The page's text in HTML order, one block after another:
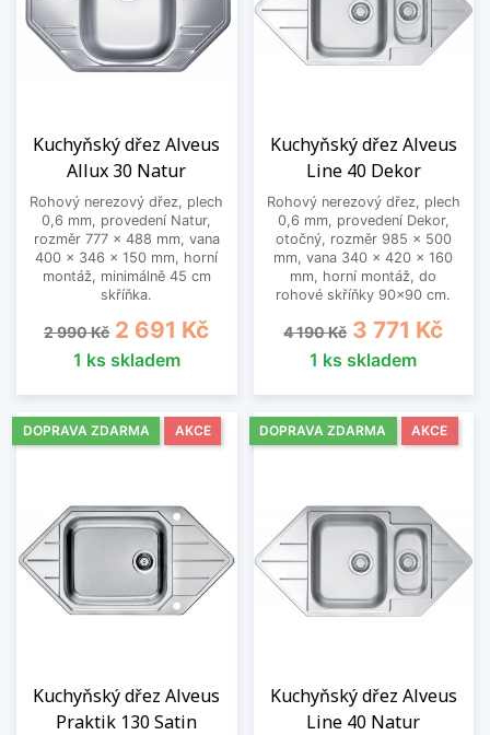
Kuchyňský dřez Alveus
Allux 30 Natur
Rohový nerezový dřez, plech
0,6 mm, provedení Natur,
rozměr 777 x 488 mm, vana
400 x 346 x 150 mm, horní
montáž, minimálně 45 cm
skříňka.
Běžná cena
2 990 Kč Cena
2 691 Kč
1 ks skladem
Kuchyňský dřez Alveus
Line 40 Dekor
Rohový nerezový dřez, plech
0,6 mm, provedení Dekor,
otočný, rozměr 985 x 500
mm, vana 340 x 420 x 160
mm, horní montáž, do
rohové skříňky 90x90 cm.
Běžná cena
4 190 Kč Cena
3 771 Kč
1 ks skladem
Kuchyňský dřez Alveus
Praktik 130 Satin
DOPRAVA ZDARMA AKCE
Kuchyňský dřez Alveus
Line 40 Natur
DOPRAVA ZDARMA AKCE